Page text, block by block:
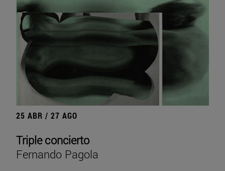
25 ABR / 27 AGO
Triple concierto
Fernando Pagola